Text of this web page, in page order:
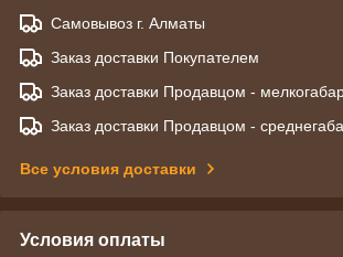
Самовывоз г. Алматы
Заказ доставки Покупателем
Заказ доставки Продавцом -
Заказ доставки Продавцом -
Все условия доставки
Условия оплаты